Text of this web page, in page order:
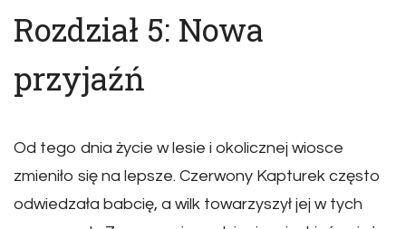
Rozdział 5: Nowa
przyjaźń
Od tego dnia życie w lesie i okolicznej wiosce
zmieniło się na lepsze. Czerwony Kapturek często
odwiedzała babcię, a wilk towarzyszył jej w tych